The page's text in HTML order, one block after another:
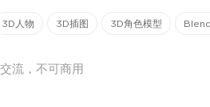
3D人物 3D插图 3D角色模型
流，不可商用